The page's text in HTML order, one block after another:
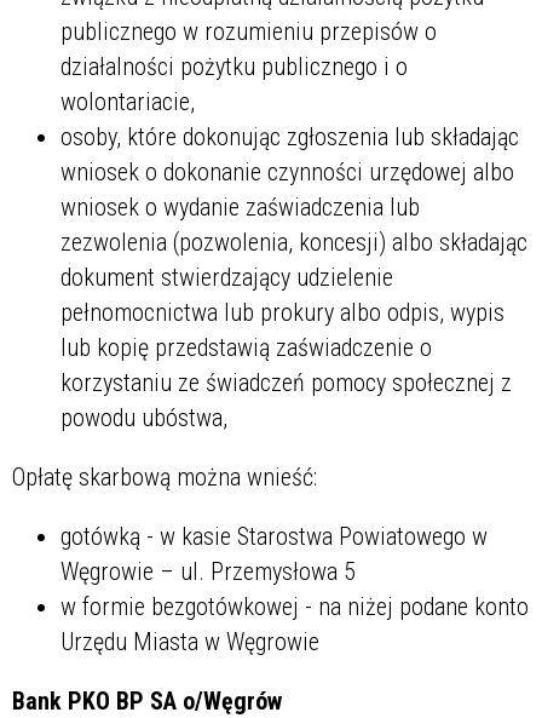
publicznego w rozumieniu przepisów o
działalności pożytku publicznego i o
wolontariacie,
osoby, które dokonując zgłoszenia lub składając
wniosek o dokonanie czynności urzędowej albo
wniosek o wydanie zaświadczenia lub
zezwolenia (pozwolenia, koncesji) albo składając
dokument stwierdzający udzielenie
pełnomocnictwa lub prokury albo odpis, wypis
lub kopię przedstawią zaświadczenie o
korzystaniu ze świadczeń pomocy społecznej z
powodu ubóstwa,
Opłatę skarbową można wnieść:
gotówką - w kasie Starostwa Powiatowego w
Węgrowie – ul. Przemysłowa 5
w formie bezgotówkowej - na niżej podane konto
Urzędu Miasta w Węgrowie
Bank PKO BP SA o/Węgrów